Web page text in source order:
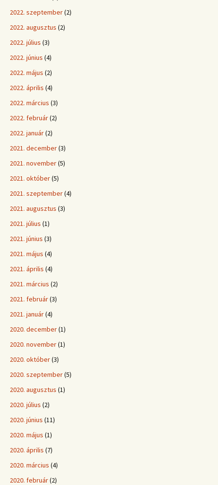
2022. szeptember(2)
2022. augusztus (2)
2022. július (3)
2022. június (4)
2022. május (2)
2022. április (4)
2022. március (3)
2022. február(2)
2022. január(2)
2021. december(3)
2021. november(5)
2021. október(5)
2021. szeptember(4)
2021. augusztus (3)
2021. július (1)
2021. június (3)
2021. május (4)
2021. április (4)
2021. március (2)
2021. február(3)
2021. január(4)
2020. december(1)
2020. november(1)
2020. október(3)
2020. szeptember(5)
2020. augusztus (1)
2020. július (2)
2020. június (11)
2020. május (1)
2020. április (7)
2020. március (4)
2020. február(2)